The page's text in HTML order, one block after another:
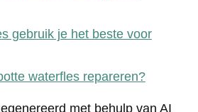
gebruik je het beste voor
waterfles repareren?
met behulp van AI